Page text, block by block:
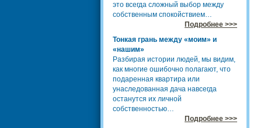
это всегда сложный выбор между
собственным спокойствием…
Подробнее >>>
Тонкая грань между «моим» и
«нашим»
Разбирая истории людей, мы видим,
как многие ошибочно полагают, что
подаренная квартира или
унаследованная дача навсегда
останутся их личной
собственностью…
Подробнее >>>